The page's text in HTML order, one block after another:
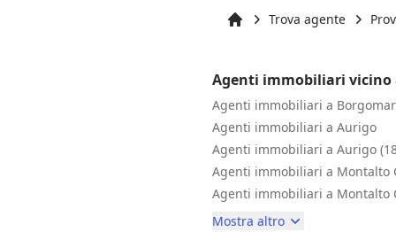
Trova agente
Agenti immobiliari vicino
Agenti immobiliari a
Agenti immobiliari a Aurigo
Agenti immobiliari a Aurigo
Agenti immobiliari a Montalto
Agenti immobiliari a Montalto
Mostra altro